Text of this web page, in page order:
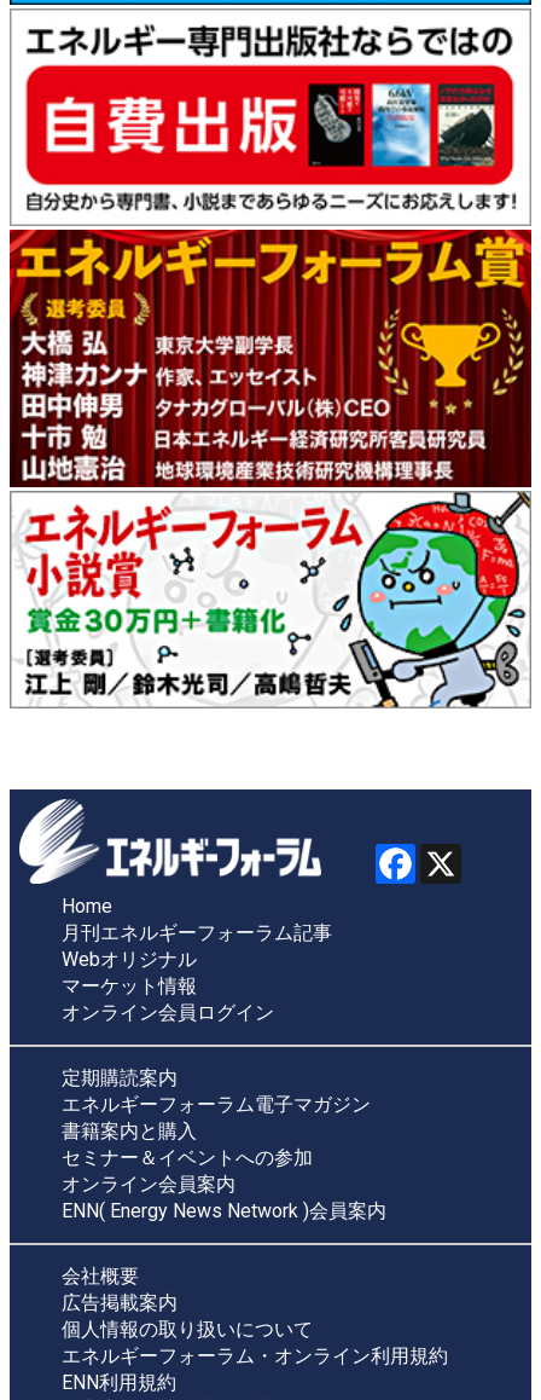
Home
月刊エネルギーフォーラム記事
Webオリジナル
マーケット情報
オンライン会員ログイン
定期購読案内
エネルギーフォーラム電子マガジン
書籍案内と購入
セミナー＆イベントへの参加
オンライン会員案内
ENN( Energy News Network )会員案内
会社概要
広告掲載案内
個人情報の取り扱いについて
エネルギーフォーラム・オンライン利用規約
ENN利用規約